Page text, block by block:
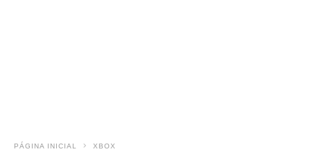
PÁGINA INICIAL XBOX